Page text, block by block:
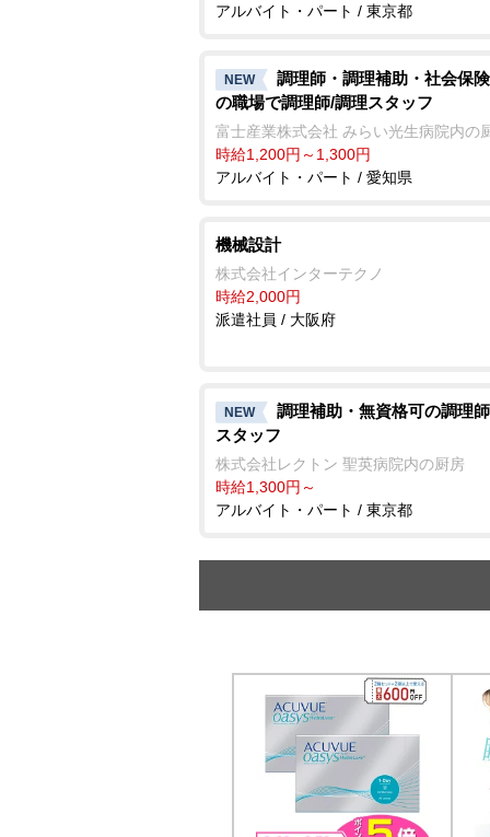
アルバイト・パート / 東京都
NEW
調理師・調理補助・社会保
の職場で調理師/調理スタッフ
富士産業株式会社 みらい光生病院内の
時給1,200円～1,300円
アルバイト・パート / 愛知県
機械設計
株式会社インターテクノ
時給2,000円
派遣社員 / 大阪府
NEW
調理補助・無資格可の調理
スタッフ
株式会社レクトン 聖英病院内の厨房
時給1,300円～
アルバイト・パート / 東京都